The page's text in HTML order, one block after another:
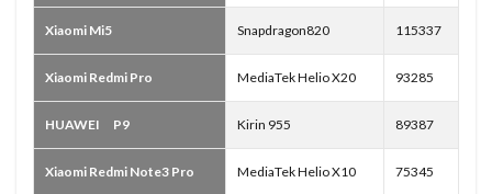
Xiaomi Mi5 Snapdragon820 115337
Xiaomi Redmi Pro MediaTek Helio X20 93285
HUAWEI P9 Kirin 955 89387
Xiaomi Redmi Note3 Pro MediaTek Helio X10 75345